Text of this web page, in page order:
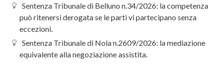
Sentenza Tribunale di Belluno n.34/2026: la competenza
può ritenersi derogata se le parti vi partecipano senza
eccezioni.
Sentenza Tribunale di Nola n.2609/2026: la mediazione
equivalente alla negoziazione assistita.